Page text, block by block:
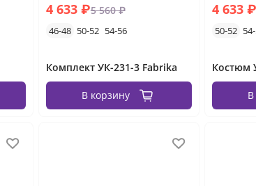
4 633 ₽5 560 ₽
46-48 50-52 54-56
Комплект УК-231-3 Fabrika
В корзину
4 633
50-52
Костюм
В